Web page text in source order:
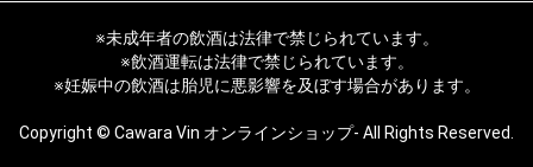
※未成年者の飲酒は法律で禁じられています。
※飲酒運転は法律で禁じられています。
※妊娠中の飲酒は胎児に悪影響を及ぼす場合があります。
Copyright © Cawara Vin オンラインショップ- All Rights Reserved.